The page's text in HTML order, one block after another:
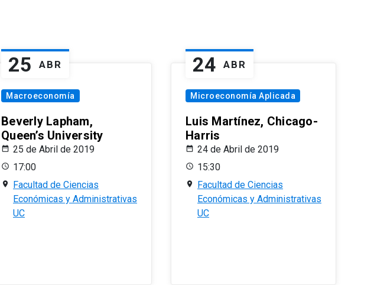
25 ABR
Macroeconomía
Beverly Lapham,
Queen’s University
25 de Abril de 2019
17:00
Facultad de Ciencias
Económicas y Administrativas
UC
24 ABR
Microeconomía Aplicada
Luis Martínez, Chicago-
Harris
24 de Abril de 2019
15:30
Facultad de Ciencias
Económicas y Administrativas
UC